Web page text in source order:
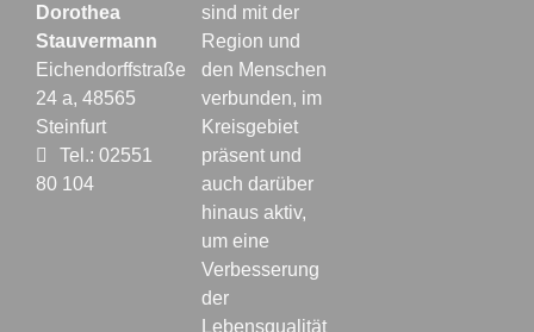
Dorothea
Stauvermann
Eichendorffstraße
24 a, 48565
Steinfurt
Tel.: 02551
80 104
sind mit der
Region und
den Menschen
verbunden, im
Kreisgebiet
präsent und
auch darüber
hinaus aktiv,
um eine
Verbesserung
der
Lebensqualität